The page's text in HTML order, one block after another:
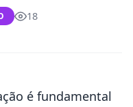
18
é fundamental